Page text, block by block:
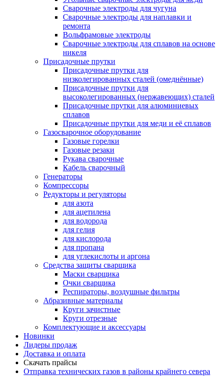
Сварочные электроды для чугуна
Сварочные электроды для наплавки и
ремонта
Вольфрамовые электроды
Сварочные электроды для сплавов на основе
никеля
Присадочные прутки
Присадочные прутки для
низколегированных сталей (омеднённые)
Присадочные прутки для
высоколегированных (нержавеющих) сталей
Присадочные прутки для алюминиевых
сплавов
Присадочные прутки для меди и её сплавов
Газосварочное оборудование
Газовые горелки
Газовые резаки
Рукава сварочные
Кабель сварочный
Генераторы
Компрессоры
Редукторы и регуляторы
для азота
для ацетилена
для водорода
для гелия
для кислорода
для пропана
для углекислоты и аргона
Средства защиты сварщика
Маски сварщика
Очки сварщика
Респираторы, воздушные фильтры
Абразивные материалы
Круги зачистные
Круги отрезные
Комплектующие и аксессуары
Новинки
Лидеры продаж
Доставка и оплата
Скачать прайсы
Отправка технических газов в районы крайнего севера